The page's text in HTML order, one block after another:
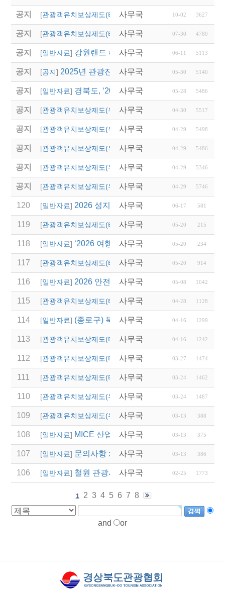
공지 [관광객유치보상제도(타 시,도)] 2025년 대전광역시 외
사무국 10-02 3627
공지 [관광객유치보상제도(타 시,도)] 2025년 대전 0시 축제
사무국 07-30 4780
공지 [일반자료] 강원랜드 하이원리조트 스키버스 협약운
사무국 06-11 5113
공지 [공지] 2025년 관광진흥개발기금 산불 관련 특별융
사무국 05-30 5140
공지 [일반자료] 경북도, ‘2025 숙박 할인 대전’ 시작…관
사무국 05-28 5486
공지 [관광객유치보상제도(우리지역)] (영주시)단체관광객 유
사무국 04-30 5517
공지 [관광객유치보상제도(우리지역)] (의성군)2025년 관광
사무국 04-29 5498
공지 [관광객유치보상제도(우리지역)] (영덕군)2025년 단체
사무국 04-29 5486
공지 [관광객유치보상제도(우리지역)] (청송군)「청송 여행
사무국 04-29 5346
공지 [관광객유치보상제도(우리지역)] (안동시)2025년 단체
사무국 04-29 5746
120 [일반자료] 2026 성지혜윰길 파트너 여행사 선정 모집
사무국 06-17 581
119 [관광객유치보상제도(타 시,도)] 2027 논산 세계 딸기
사무국 05-20 215
118 [일반자료] ‘2026 여행업 종사자 직무역량 강화 교육’
사무국 05-20 234
117 [관광객유치보상제도(타 시,도)] 2026 경상남도 관광객
사무국 05-20 914
116 [일반자료] 2026 안전여행상품선정 접수
사무국 05-08 1042
115 [관광객유치보상제도(타 시,도)] 2026년 상반기 대전광
사무국 04-28 1128
114 [일반자료] (종로구) 북촌 특별관리지역 전세버스 통
사무국 04-16 1299
113 [관광객유치보상제도(타 시,도)] 2026년 달성군 파크골
사무국 04-16 1242
112 [관광객유치보상제도(타 시,도)] 2026년 상반기 울산광
사무국 03-27 1474
111 [관광객유치보상제도(타 시,도)] '2026 열린 여행상품 공
사무국 03-24 1462
110 [관광객유치보상제도(우리지역)] 2026년 영주시 전담여
사무국 03-24 1487
109 [관광객유치보상제도(우리지역)] (청도군)단체관광객 유
사무국 03-13 388
108 [일반자료] MICE 산업 AI 역량강화 교육과정 설계를
사무국 03-13 375
107 [일반자료] 문의사항 : 02-741-5278(문화사업팀, 우
사무국 03-13 386
106 [일반자료] 철원 관광시설 임시 폐쇄 안내
사무국 02-25 1773
1 2 3 4 5 6 7 8
and or